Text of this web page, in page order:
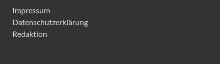
Impressum
Datenschutzerklärung
Redaktion